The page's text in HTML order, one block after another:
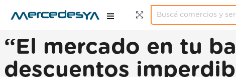
“El mercado en tu
descuentos